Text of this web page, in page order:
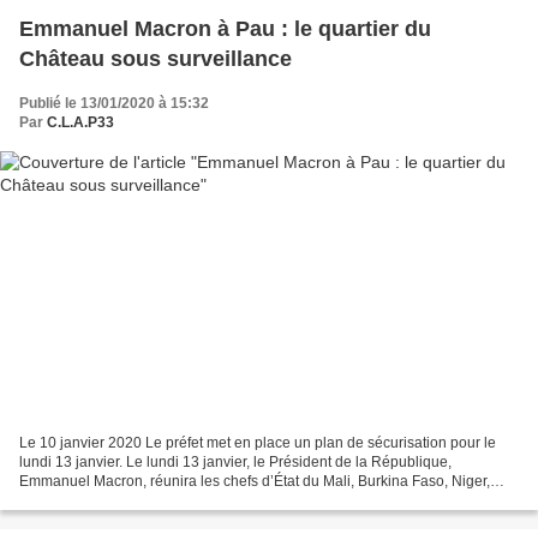
Emmanuel Macron à Pau : le quartier du
Château sous surveillance
Publié le 13/01/2020 à 15:32
Par C.L.A.P33
Le 10 janvier 2020 Le préfet met en place un plan de sécurisation pour le
lundi 13 janvier. Le lundi 13 janvier, le Président de la République,
Emmanuel Macron, réunira les chefs d’État du Mali, Burkina Faso, Niger,